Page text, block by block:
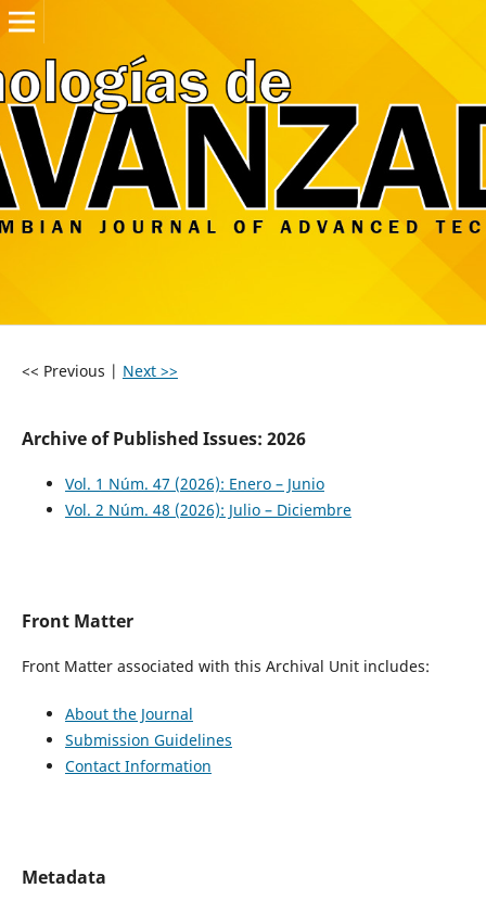
<< Previous | Next >>
Archive of Published Issues: 2026
Vol. 1 Núm. 47 (2026): Enero – Junio
Vol. 2 Núm. 48 (2026): Julio – Diciembre
Front Matter
Front Matter associated with this Archival Unit includes:
About the Journal
Submission Guidelines
Contact Information
Metadata